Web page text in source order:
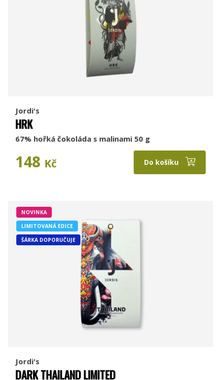
Jordi's
HRK
67% hořká čokoláda s malinami 50 g
148 Kč Do košíku
NOVINKA
LIMITOVANÁ EDICE
ŠÁRKA DOPORUČUJE
Jordi's
DARK THAILAND LIMITED